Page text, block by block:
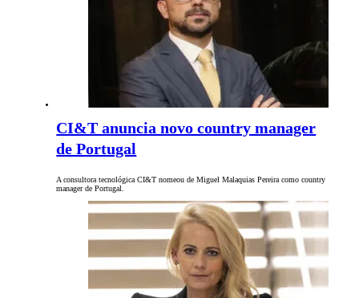
CI&T anuncia novo country manager
de Portugal
A consultora tecnológica CI&T nomeou de Miguel Malaquias Pereira como country
manager de Portugal.